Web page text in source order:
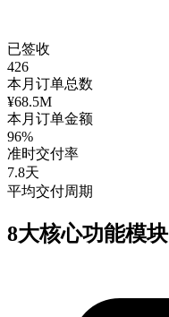
已签收
426
本月订单总数
¥68.5M
本月订单金额
96%
准时交付率
7.8天
平均交付周期
8大核心功能模块